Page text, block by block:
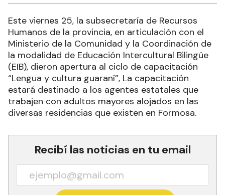
Este viernes 25, la subsecretaría de Recursos
Humanos de la provincia, en articulación con el
Ministerio de la Comunidad y la Coordinación de
la modalidad de Educación Intercultural Bilingüe
(EIB), dieron apertura al ciclo de capacitación
“Lengua y cultura guaraní”, La capacitación
estará destinado a los agentes estatales que
trabajen con adultos mayores alojados en las
diversas residencias que existen en Formosa.
Recibí las noticias en tu email